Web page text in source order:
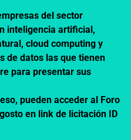
del sector
inteligencia artificial,
cloud computing y
de datos las que tienen
para presentar sus
pueden acceder al Foro
en link de licitación ID